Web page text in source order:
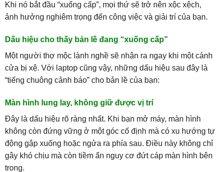
Khi nó bắt đầu “xuống cấp”, mọi thứ sẽ trở nên xộc xệch,
ảnh hưởng nghiêm trọng đến công việc và giải trí của bạn.
Dấu hiệu cho thấy bản lề đang “xuống cấp”
Một người thợ mộc lành nghề sẽ nhận ra ngay khi một cánh
cửa bị xệ. Với laptop cũng vậy, những dấu hiệu sau đây là
“tiếng chuông cảnh báo” cho bản lề của bạn:
Màn hình lung lay, không giữ được vị trí
Đây là dấu hiệu rõ ràng nhất. Khi bạn mở máy, màn hình
không còn đứng vững ở một góc cố định mà có xu hướng tự
động gập xuống hoặc ngửa ra phía sau. Điều này không chỉ
gây khó chịu mà còn tiềm ẩn nguy cơ đứt cáp màn hình bên
trong.